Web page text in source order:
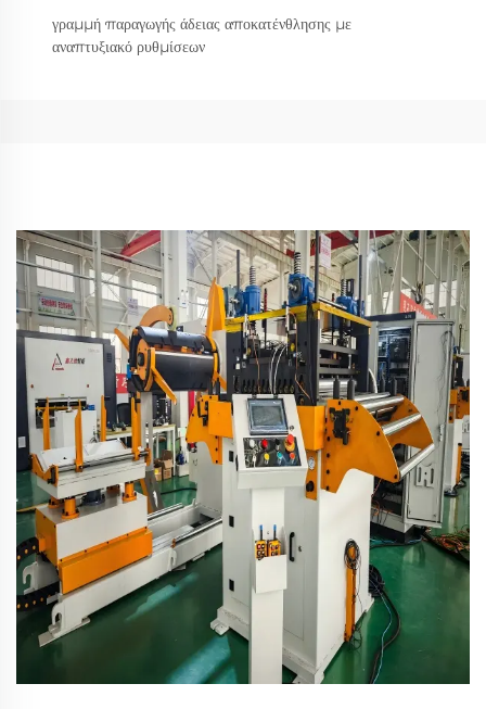
γραμμή παραγωγής άδειας αποκατένθλησης με
αναπτυξιακό ρυθμίσεων